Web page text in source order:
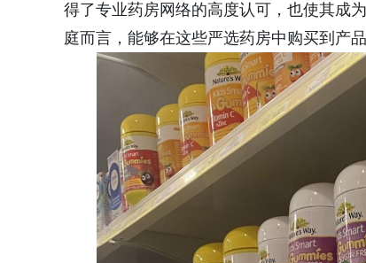
得了专业药房网络的高度认可，也使其成
庭而言，能够在这些严选药房中购买到产